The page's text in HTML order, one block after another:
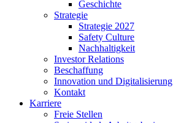
Geschichte
Strategie
Strategie 2027
Safety Culture
Nachhaltigkeit
Investor Relations
Beschaffung
Innovation und Digitalisierung
Kontakt
Karriere
Freie Stellen